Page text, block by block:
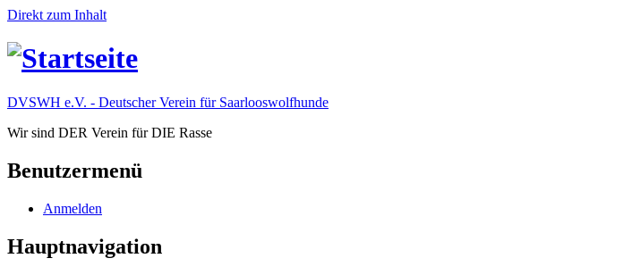
Direkt zum Inhalt
DVSWH e.V. - Deutscher Verein für Saarlooswolfhunde
Wir sind DER Verein für DIE Rasse
Benutzermenü
Anmelden
Hauptnavigation